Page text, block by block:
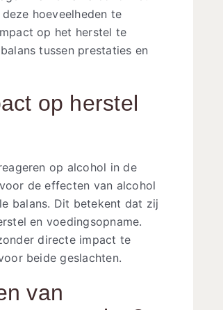
hoeveelheden te
op het herstel te
tussen prestaties en
op herstel
op alcohol in de
de effecten van alcohol
balans. Dit betekent dat zij
en voedingsopname.
directe impact te
beide geslachten.
van